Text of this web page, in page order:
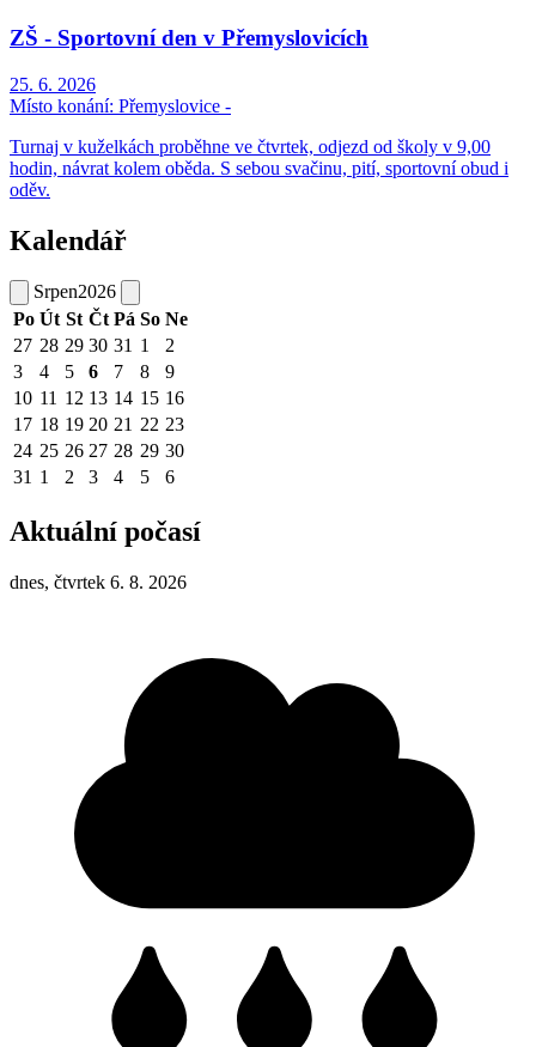
ZŠ - Sportovní den v Přemyslovicích
25. 6. 2026
Místo konání: Přemyslovice -
Turnaj v kuželkách proběhne ve čtvrtek, odjezd od školy v 9,00
hodin, návrat kolem oběda. S sebou svačinu, pití, sportovní obud i
oděv.
Kalendář
Srpen2026
Po Út St Čt Pá So Ne
27 28 29 30 31 1
2
3
4 5 6 7 8
9
10 11 12 13 14 15 16
17 18 19 20 21 22 23
24 25 26 27 28 29 30
31 1 2 3 4 5 6
Aktuální počasí
dnes, čtvrtek 6. 8. 2026